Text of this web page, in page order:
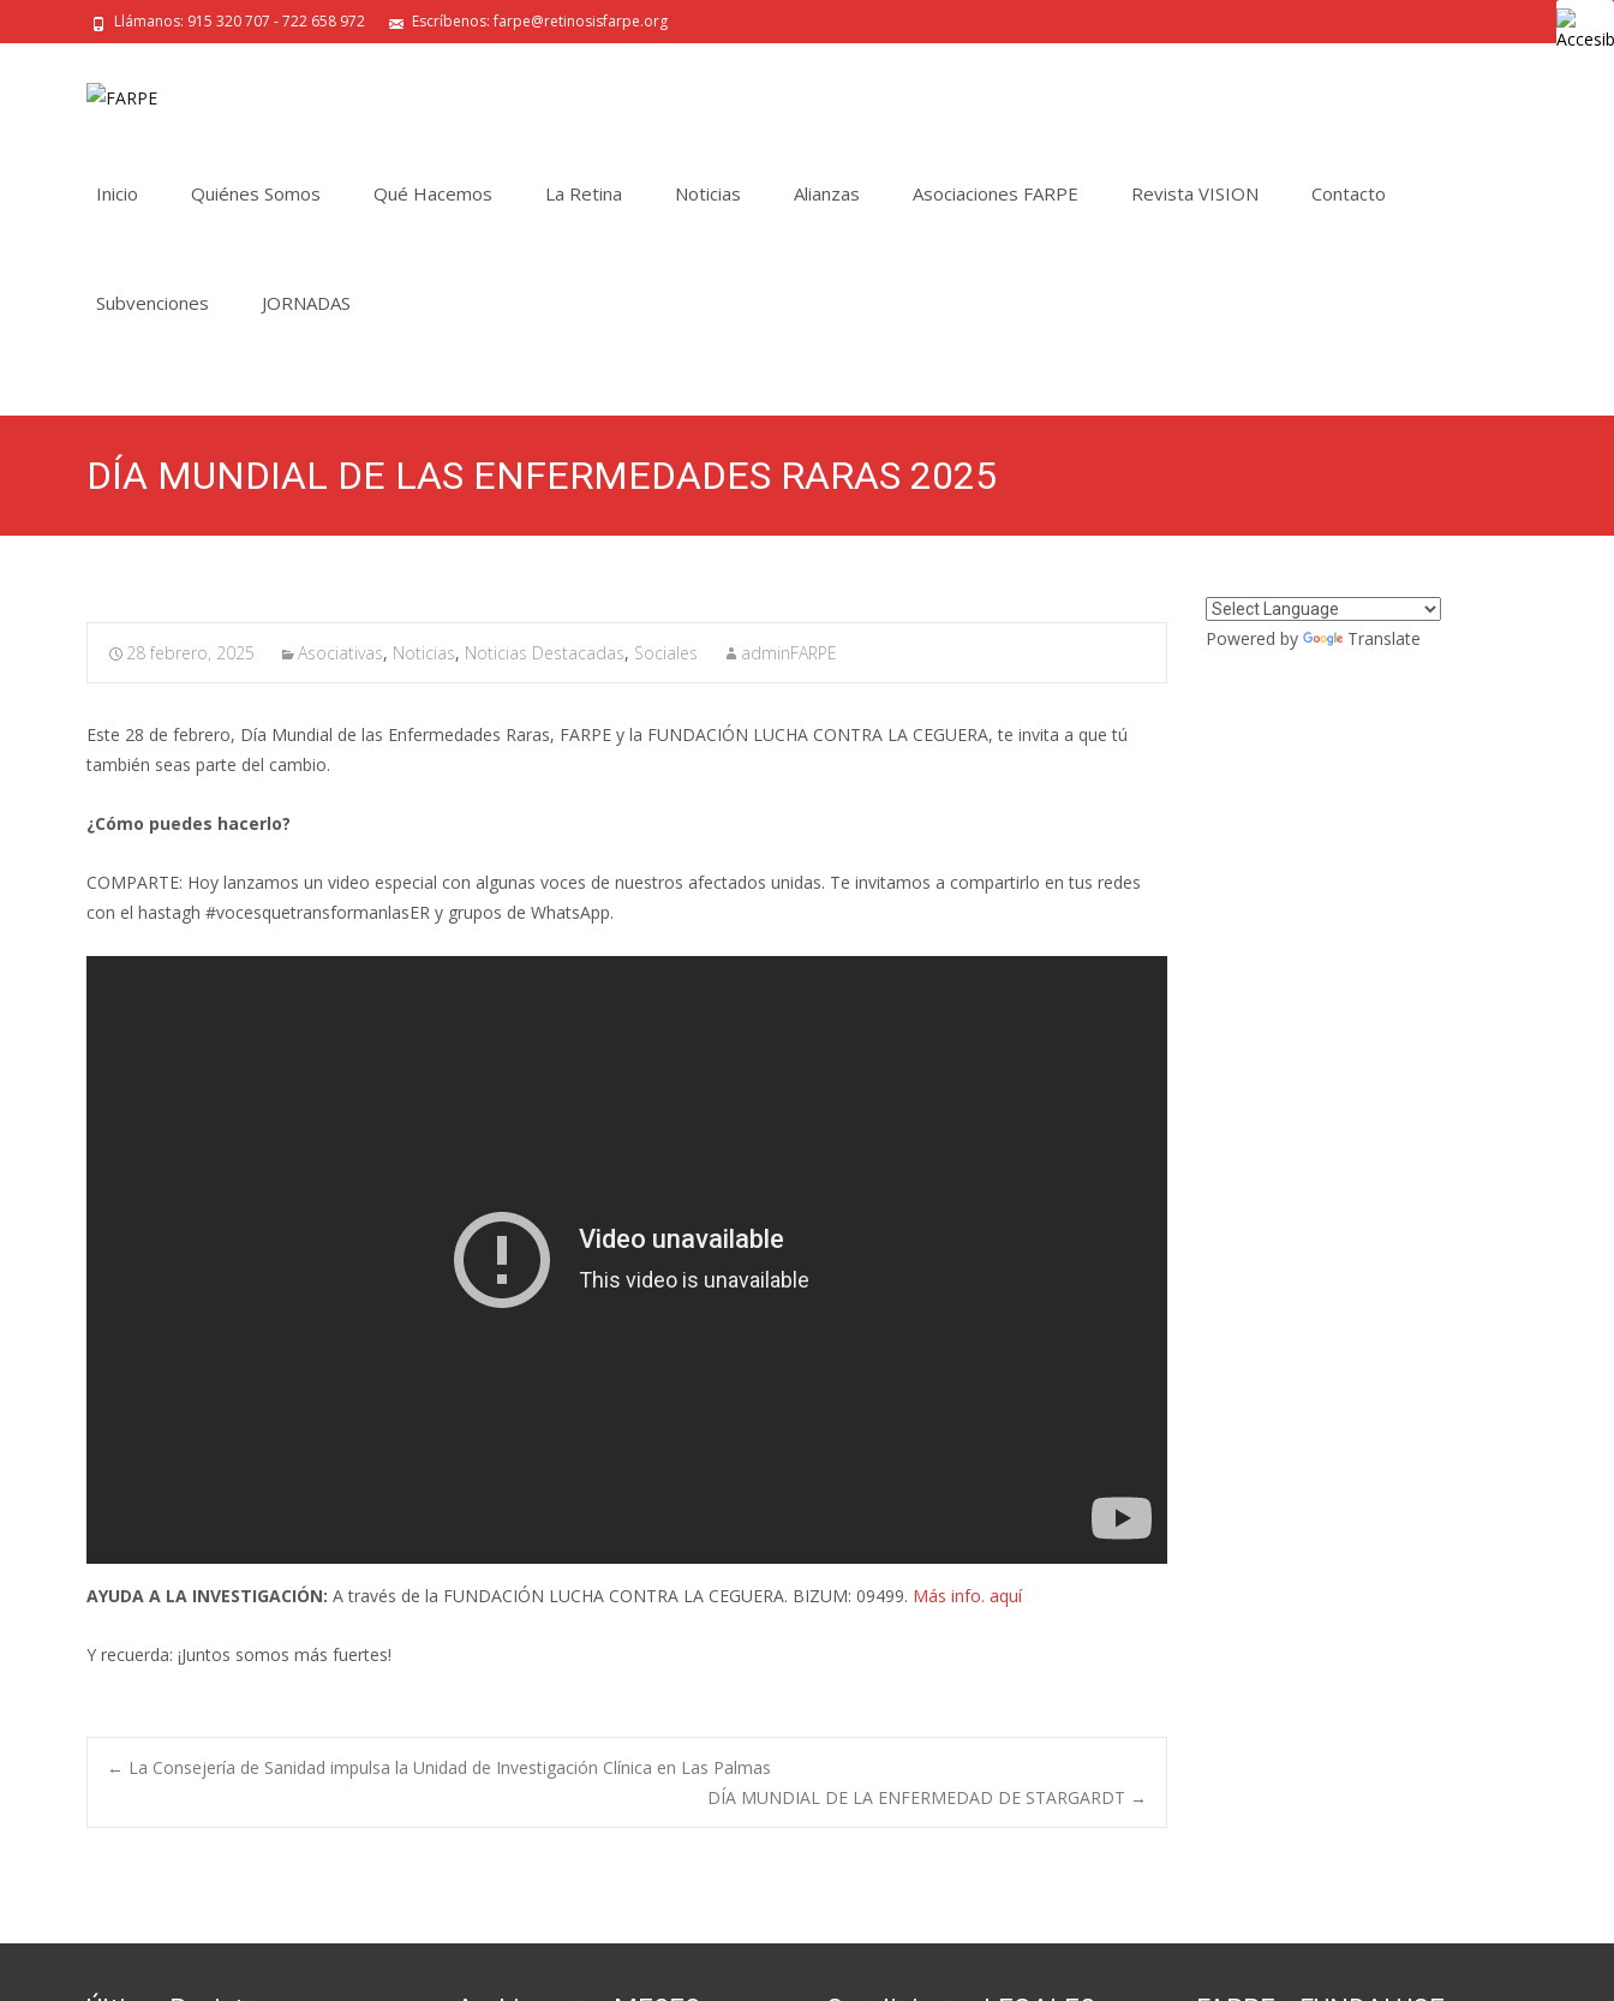
Llámanos: 915 320 707 - 722 658 972 Escríbenos: farpe@retinosisfarpe.org
Inicio Quiénes Somos Qué Hacemos La Retina Noticias Alianzas Asociaciones FARPE Revista VISION Contacto
Subvenciones JORNADAS
DÍA MUNDIAL DE LAS ENFERMEDADES RARAS 2025
28 febrero, 2025 Asociativas, Noticias, Noticias Destacadas, Sociales adminFARPE
Este 28 de febrero, Día Mundial de las Enfermedades Raras, FARPE y la FUNDACIÓN LUCHA CONTRA LA CEGUERA, te invita a que tú
también seas parte del cambio.
¿Cómo puedes hacerlo?
COMPARTE: Hoy lanzamos un video especial con algunas voces de nuestros afectados unidas. Te invitamos a compartirlo en tus redes
con el hastagh #vocesquetransformanlasER y grupos de WhatsApp.
AYUDA A LA INVESTIGACIÓN: A través de la FUNDACIÓN LUCHA CONTRA LA CEGUERA. BIZUM: 09499. Más info. aquí
Y recuerda: ¡Juntos somos más fuertes!
Navegación
entradas
← La Consejería de Sanidad impulsa la Unidad de Investigación Clínica en Las Palmas
DÍA MUNDIAL DE LA ENFERMEDAD DE STARGARDT →
Powered by Translate